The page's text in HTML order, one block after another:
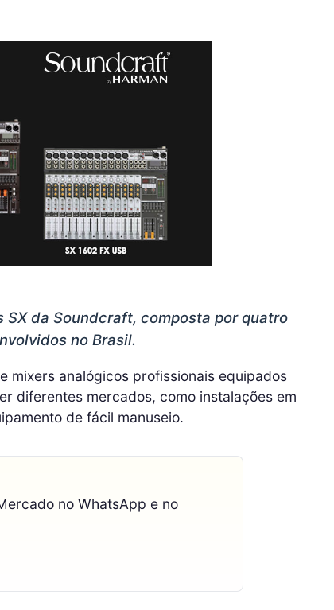
da Soundcraft, composta por quatro
no Brasil.
mixers analógicos profissionais equipados
diferentes mercados, como instalações em
de fácil manuseio.
no WhatsApp e no